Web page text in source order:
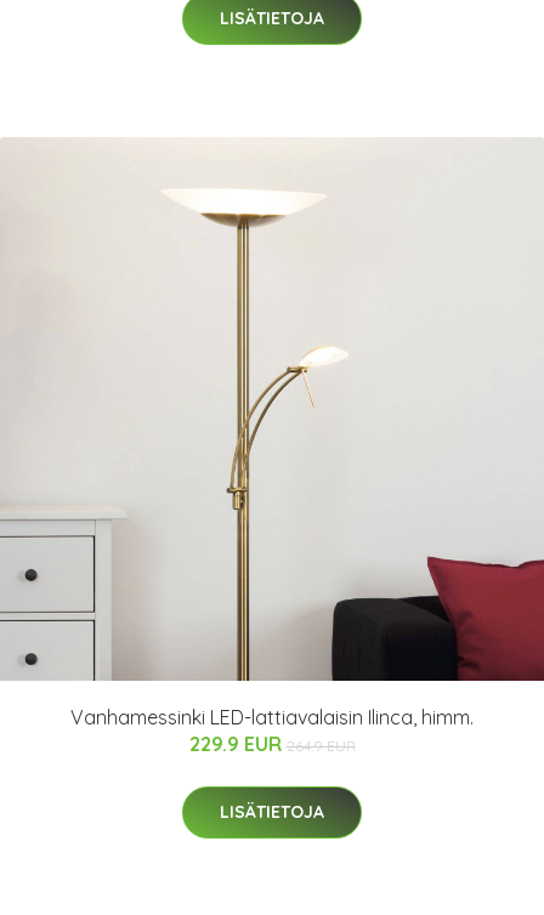
LISÄTIETOJA
Vanhamessinki LED-lattiavalaisin Ilinca, himm.
229.9 EUR 264.9 EUR
LISÄTIETOJA